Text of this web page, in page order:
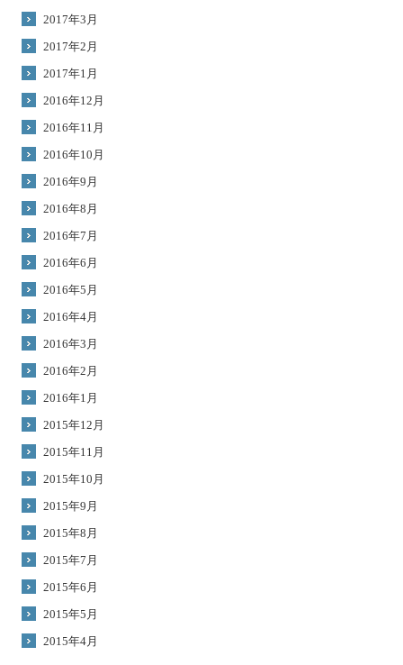
2017年3月
2017年2月
2017年1月
2016年12月
2016年11月
2016年10月
2016年9月
2016年8月
2016年7月
2016年6月
2016年5月
2016年4月
2016年3月
2016年2月
2016年1月
2015年12月
2015年11月
2015年10月
2015年9月
2015年8月
2015年7月
2015年6月
2015年5月
2015年4月